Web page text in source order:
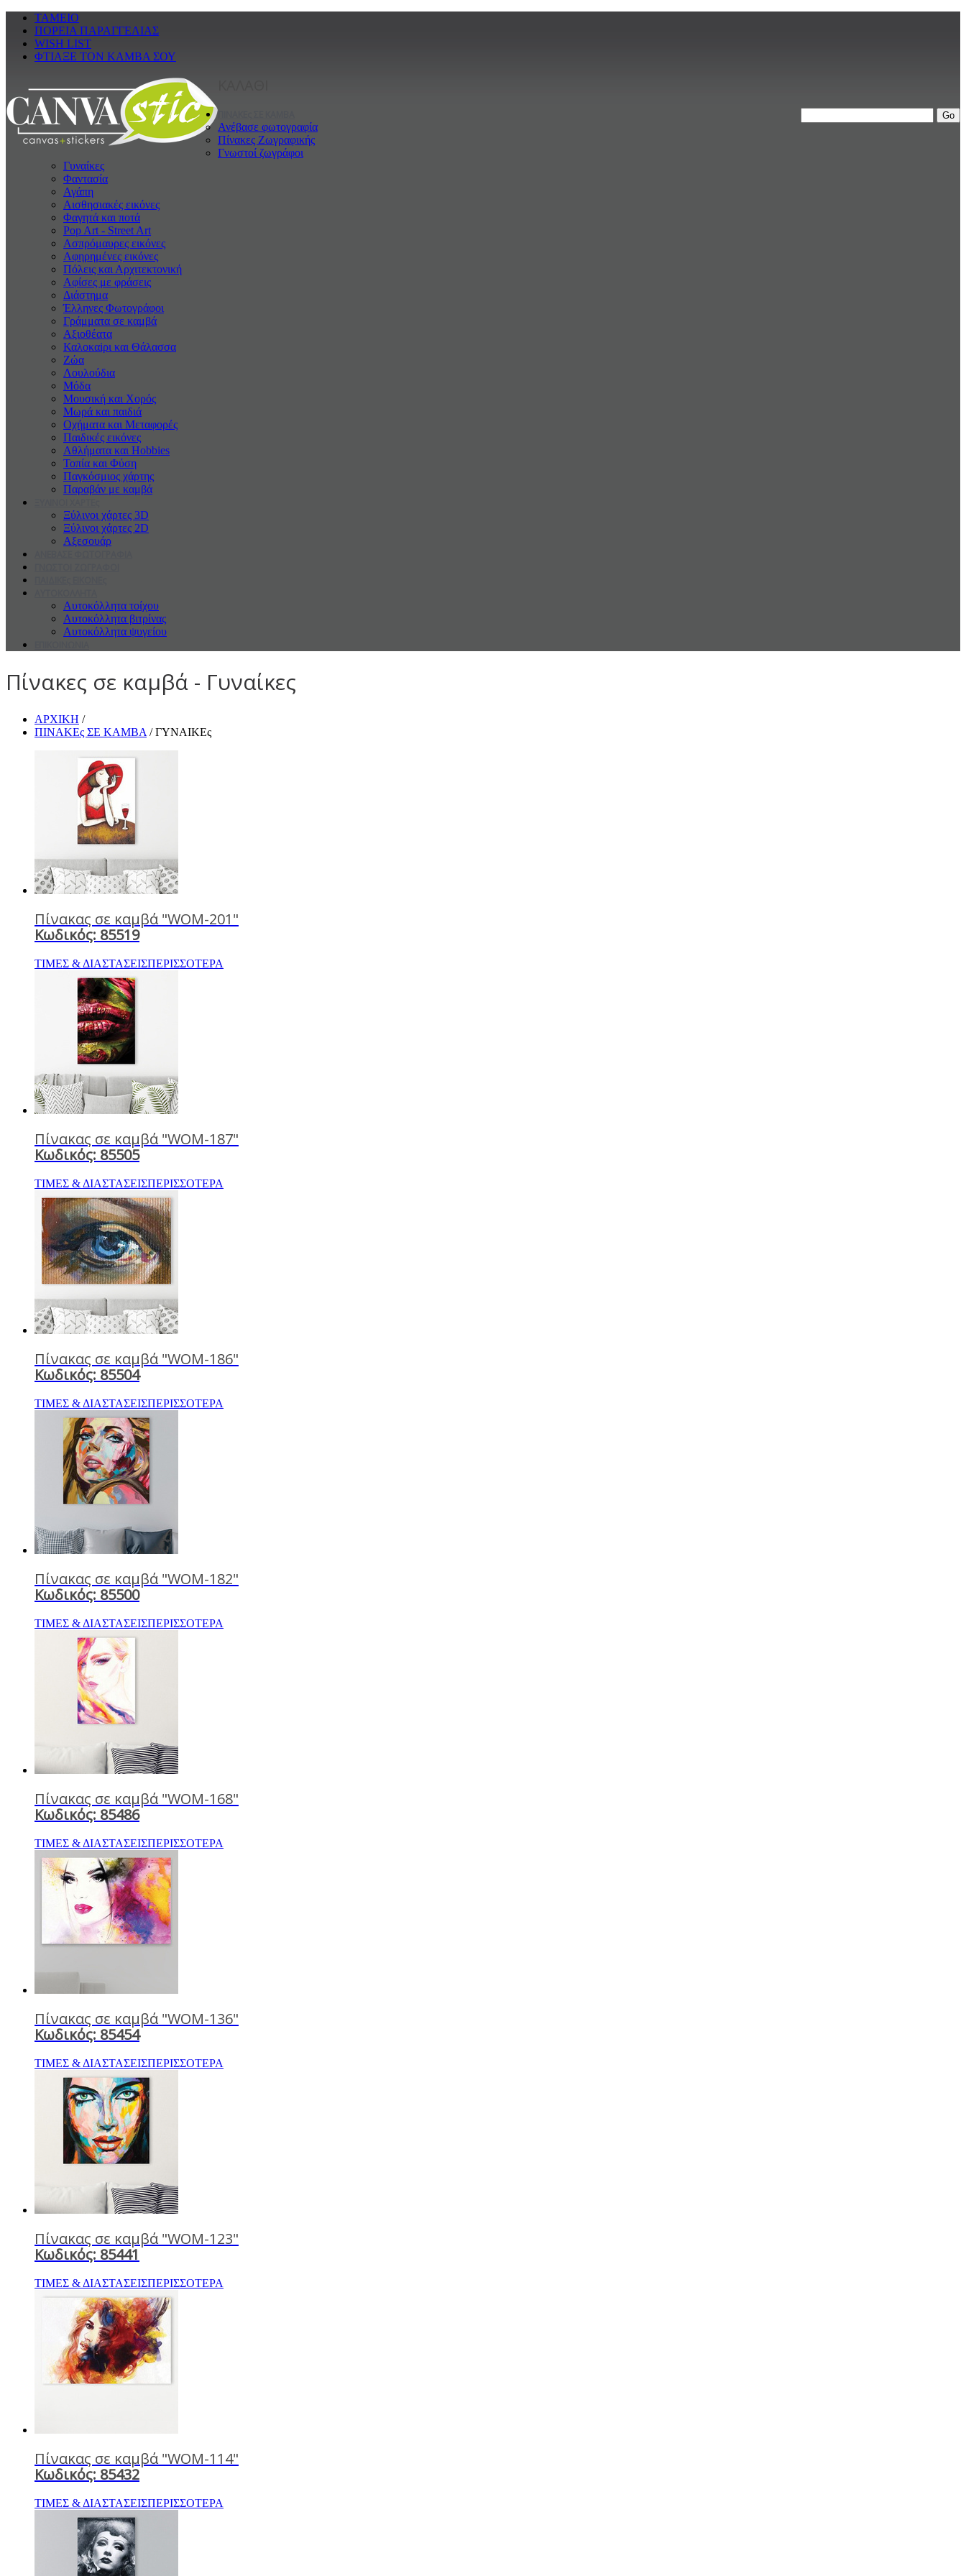
ΤΑΜΕΙΟ
ΠΟΡΕΙΑ ΠΑΡΑΓΓΕΛΙΑΣ
WISH LIST
ΦΤΙΑΞΕ ΤΟΝ ΚΑΜΒΑ ΣΟΥ
Ανέβασε φωτογραφία
Πίνακες Ζωγραφικής
Γνωστοί ζωγράφοι
Γυναίκες
Φαντασία
Αγάπη
Αισθησιακές εικόνες
Φαγητά και ποτά
Pop Art - Street Art
Ασπρόμαυρες εικόνες
Αφηρημένες εικόνες
Πόλεις και Αρχιτεκτονική
Αφίσες με φράσεις
Διάστημα
Έλληνες Φωτογράφοι
Γράμματα σε καμβά
Αξιοθέατα
Καλοκαiρι και Θάλασσα
Ζώα
Λουλούδια
Μόδα
Μουσική και Χορός
Μωρά και παιδιά
Οχήματα και Μεταφορές
Παιδικές εικόνες
Αθλήματα και Hobbies
Τοπία και Φύση
Παγκόσμιος χάρτης
Παραβάν με καμβά
Ξύλινοι χάρτες 3D
Ξύλινοι χάρτες 2D
Αξεσουάρ
Αυτοκόλλητα τοίχου
Αυτοκόλλητα βιτρίνας
Αυτοκόλλητα ψυγείου
Πίνακες σε καμβά - Γυναίκες
ΑΡΧΙΚΗ /
ΠΙΝΑΚΕς ΣΕ ΚΑΜΒΑ / ΓΥΝΑΙΚΕς
Πίνακας σε καμβά "WOM-201"
Κωδικός: 85519
ΤΙΜΕΣ & ΔΙΑΣΤΑΣΕΙΣΠΕΡΙΣΣΟΤΕΡΑ
Πίνακας σε καμβά "WOM-187"
Κωδικός: 85505
ΤΙΜΕΣ & ΔΙΑΣΤΑΣΕΙΣΠΕΡΙΣΣΟΤΕΡΑ
Πίνακας σε καμβά "WOM-186"
Κωδικός: 85504
ΤΙΜΕΣ & ΔΙΑΣΤΑΣΕΙΣΠΕΡΙΣΣΟΤΕΡΑ
Πίνακας σε καμβά "WOM-182"
Κωδικός: 85500
ΤΙΜΕΣ & ΔΙΑΣΤΑΣΕΙΣΠΕΡΙΣΣΟΤΕΡΑ
Πίνακας σε καμβά "WOM-168"
Κωδικός: 85486
ΤΙΜΕΣ & ΔΙΑΣΤΑΣΕΙΣΠΕΡΙΣΣΟΤΕΡΑ
Πίνακας σε καμβά "WOM-136"
Κωδικός: 85454
ΤΙΜΕΣ & ΔΙΑΣΤΑΣΕΙΣΠΕΡΙΣΣΟΤΕΡΑ
Πίνακας σε καμβά "WOM-123"
Κωδικός: 85441
ΤΙΜΕΣ & ΔΙΑΣΤΑΣΕΙΣΠΕΡΙΣΣΟΤΕΡΑ
Πίνακας σε καμβά "WOM-114"
Κωδικός: 85432
ΤΙΜΕΣ & ΔΙΑΣΤΑΣΕΙΣΠΕΡΙΣΣΟΤΕΡΑ